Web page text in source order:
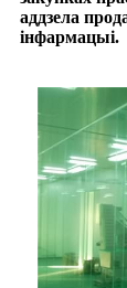
аддзела
інфармацыі.